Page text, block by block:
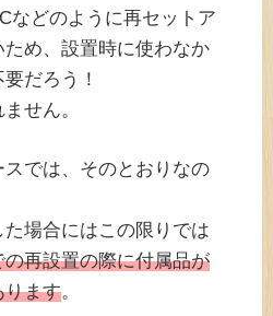
などのように再セットア
ため、設置時に使わなか
だろう！
せん。
では、そのとおりなの
場合にはこの限りでは
再設置の際に付属品が
ります。